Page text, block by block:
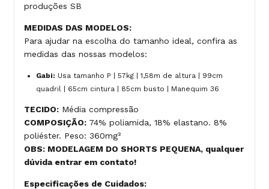
produções SB
MEDIDAS DAS MODELOS:
Para ajudar na escolha do tamanho ideal, confira as
medidas das nossas modelos:
Gabi: Usa tamanho P | 57kg | 1,58m de altura | 99cm
quadril | 65cm cintura | 85cm busto | Manequim 36
TECIDO: Média compressão
COMPOSIÇÃO: 74% poliamida, 18% elastano. 8%
poliéster. Peso: 360mg²
OBS: MODELAGEM DO SHORTS PEQUENA, qualquer
dúvida entrar em contato!
Especificações de Cuidados: